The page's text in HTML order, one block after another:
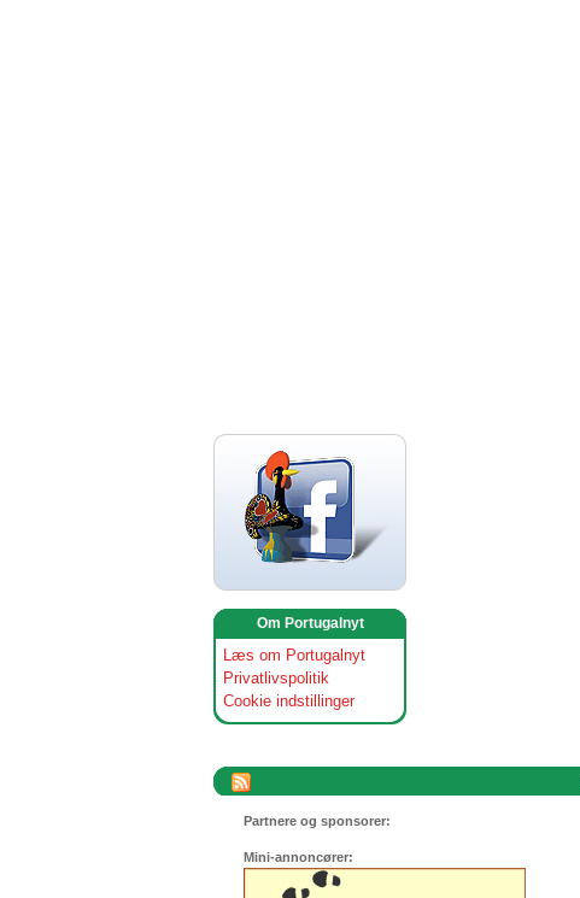
Om Portugalnyt
Læs om Portugalnyt
Privatlivspolitik
Cookie indstillinger
Partnere og sponsorer:
Mini-annoncører: